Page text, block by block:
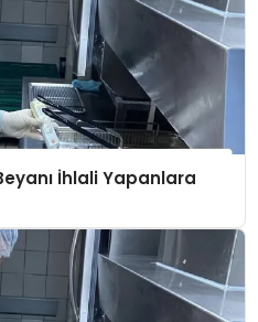
İhlali Yapanlara